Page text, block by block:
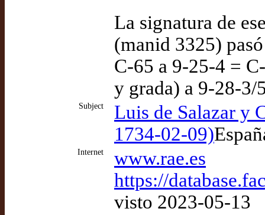
La signatura de
(manid 3325)
C-65 a 9-25-4 =
y grada) a 9-28-3/
Subject
Luis de Salazar y
1734-02-09)
Internet
www.rae.es
https://
visto 2023-05-13